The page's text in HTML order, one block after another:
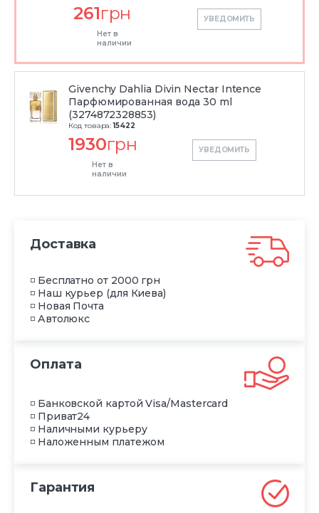
261грн
Нет в
наличии
УВЕДОМИТЬ
Givenchy Dahlia Divin Nectar Intence
Парфюмированная вода 30 ml
(3274872328853)
Код товара:15422
1930грн
Нет в
наличии
УВЕДОМИТЬ
Доставка
◽ Бесплатно от 2000 грн
◽ Наш курьер (для Киева)
◽ Новая Почта
◽ Автолюкс
Оплата
◽ Банковской картой Visa/Mastercard
◽ Приват24
◽ Наличными курьеру
◽ Наложенным платежом
Гарантия